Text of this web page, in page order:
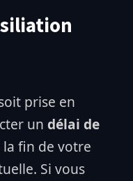
prise en
un délai de
la fin de votre
Si vous